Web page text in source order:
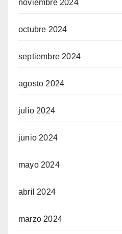
noviembre 2024
octubre 2024
septiembre 2024
agosto 2024
julio 2024
junio 2024
mayo 2024
abril 2024
marzo 2024